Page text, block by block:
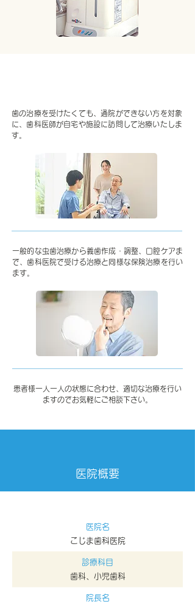
歯の治療を受けたくても、通院ができない方を対象
に、歯科医師が自宅や施設に訪問して治療いたしま
す。
一般的な虫歯治療から義歯作成・調整、口腔ケアま
で、歯科医院で受ける治療と同様な保険治療を行い
ます。
患者様一人一人の状態に合わせ、適切な治療を行い
ますのでお気軽にご相談下さい。
医院概要
医院名
こじま歯科医院
診療科目
歯科、小児歯科
院長名